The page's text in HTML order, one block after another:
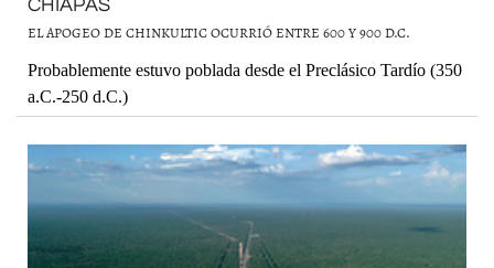
CHIAPAS
EL APOGEO DE CHINKULTIC OCURRIÓ ENTRE 600 Y 900 D.C.
Probablemente estuvo poblada desde el Preclásico Tardío (350
a.C.-250 d.C.)